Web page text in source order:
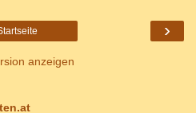
›
anzeigen